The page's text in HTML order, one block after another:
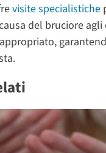
visite specialistiche
del bruciore